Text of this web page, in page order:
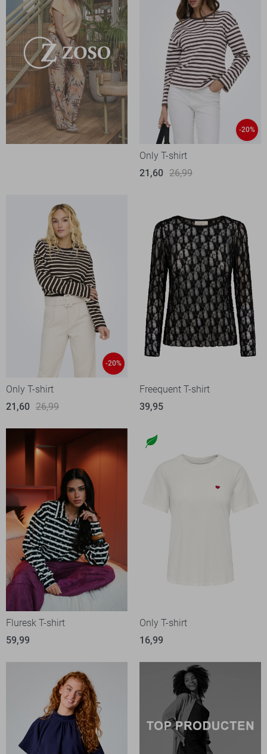
-20%
Only T-shirt
21,60 26,99
-20%
Only T-shirt
21,60 26,99
Freequent T-shirt
39,95
Fluresk T-shirt
59,99
Only T-shirt
16,99